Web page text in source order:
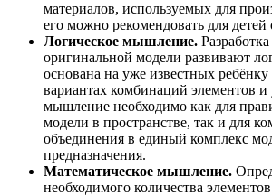
материалов, используемых для
его можно рекомендовать для детей
Логическое мышление.
оригинальной модели развивают
основана на уже известных
вариантах комбинаций элементов и
мышление необходимо как для
модели в пространстве, так и для
объединения в единый комплекс
предназначения.
Математическое мышление.
необходимого количества